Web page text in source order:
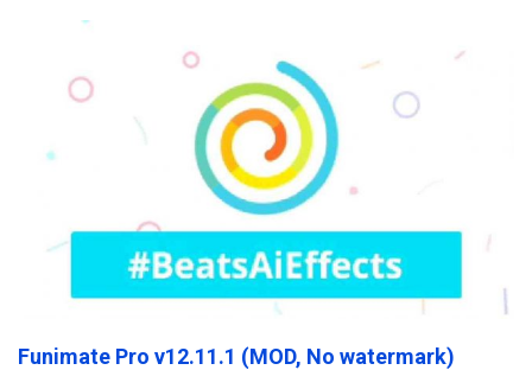
Funimate Pro v12.11.1 (MOD, No watermark)